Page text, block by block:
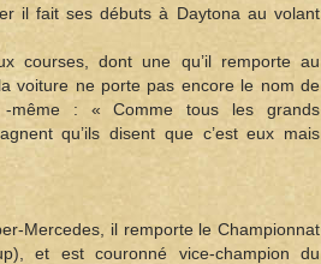
il fait ses débuts à Daytona au volant
courses, dont une qu’il remporte au
voiture ne porte pas encore le nom de
même : « Comme tous les grands
qu’ils disent que c’est eux mais
Mercedes, il remporte le Championnat
et est couronné vice-champion du